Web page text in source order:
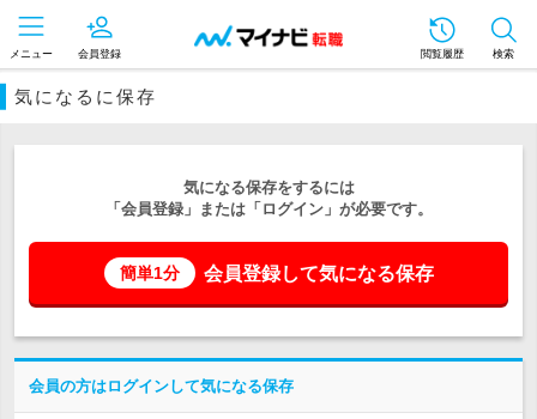
メニュー 会員登録 閲覧履歴 検索
気になるに保存
気になる保存をするには
「会員登録」または「ログイン」が必要です。
簡単1分 会員登録して気になる保存
会員の方はログインして気になる保存